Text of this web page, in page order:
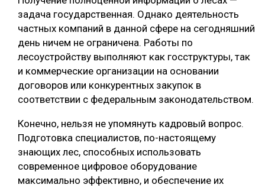
задача государственная. Однако деятельность
частных компаний в данной сфере на сегодняшний
день ничем не ограничена. Работы по
лесоустройству выполняют как госструктуры, так
и коммерческие организации на основании
договоров или конкурентных закупок в
соответствии с федеральным законодательством.
Конечно, нельзя не упомянуть кадровый вопрос.
Подготовка специалистов, по-настоящему
знающих лес, способных использовать
современное цифровое оборудование
максимально эффективно, и обеспечение их